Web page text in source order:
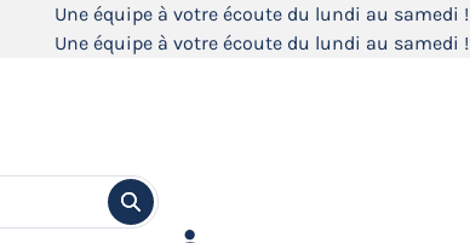
Une équipe à votre écoute du lundi au samedi !
Une équipe à votre écoute du lundi au samedi !